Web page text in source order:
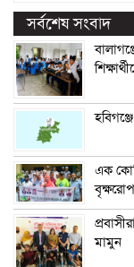
সর্বশেষ সংবাদ
এক
মামুন